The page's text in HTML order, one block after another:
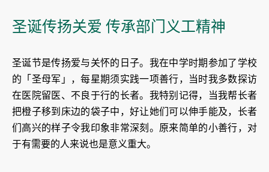
圣诞传扬关爱 传承部门义工精神
圣诞节是传扬爱与关怀的日子。我在中学时期参加了学校
的「圣母军」，每星期须实践一项善行，当时我多数探访
在医院留医、不良于行的长者。我特别记得，当我帮长者
把橙子移到床边的袋子中，好让她们可以伸手能及，长者
们高兴的样子令我印象非常深刻。原来简单的小善行，对
于有需要的人来说也是意义重大。